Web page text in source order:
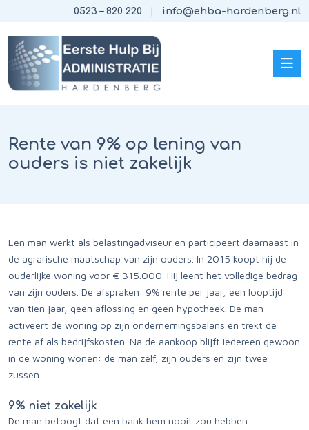
0523 – 820 220 info@ehba-hardenberg.nl
Rente van 9% op lening van
ouders is niet zakelijk
Een man werkt als belastingadviseur en participeert daarnaast in
de agrarische maatschap van zijn ouders. In 2015 koopt hij de
ouderlijke woning voor € 315.000. Hij leent het volledige bedrag
van zijn ouders. De afspraken: 9% rente per jaar, een looptijd
van tien jaar, geen aflossing en geen hypotheek. De man
activeert de woning op zijn ondernemingsbalans en trekt de
rente af als bedrijfskosten. Na de aankoop blijft iedereen gewoon
in de woning wonen: de man zelf, zijn ouders en zijn twee
zussen.
9% niet zakelijk
De man betoogt dat een bank hem nooit zou hebben